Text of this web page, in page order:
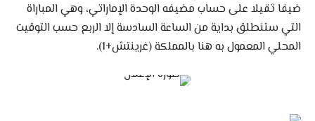
ضيفا ثقيلا على حساب مضيفه الوحدة الإماراتي، وهي المباراة
التي ستنطلق بداية من الساعة السادسة إلا الربع حسب التوقيت
المحلي المعمول به هنا بالمملكة (غرينتش+1).